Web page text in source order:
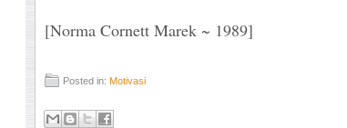
[Norma Cornett Marek ~ 1989]
Posted in: Motivasi